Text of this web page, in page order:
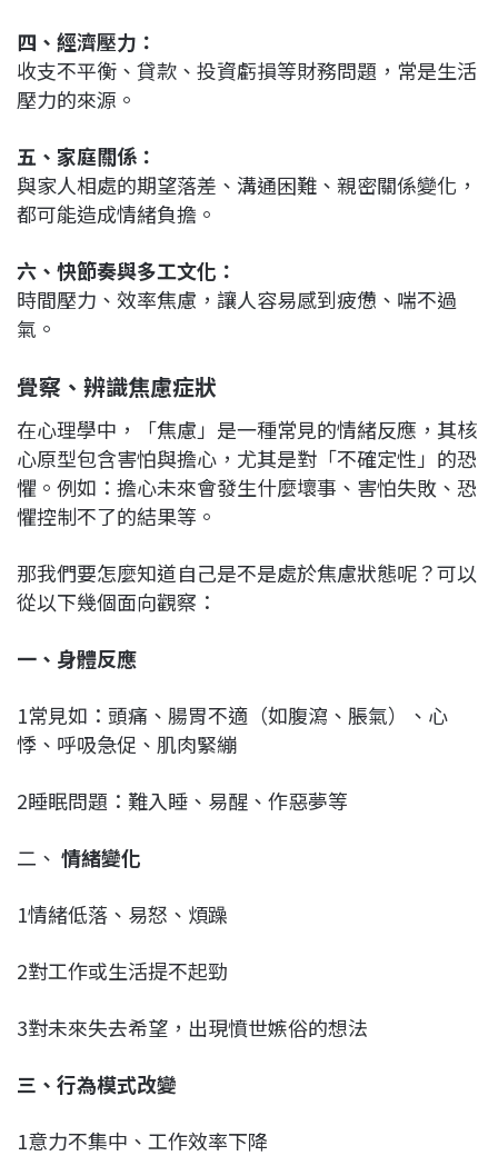
四、經濟壓力：
收支不平衡、貸款、投資虧損等財務問題，常是生活
壓力的來源。
五、家庭關係：
與家人相處的期望落差、溝通困難、親密關係變化，
都可能造成情緒負擔。
六、快節奏與多工文化：
時間壓力、效率焦慮，讓人容易感到疲憊、喘不過
氣。
覺察、辨識焦慮症狀
在心理學中，「焦慮」是一種常見的情緒反應，其核
心原型包含害怕與擔心，尤其是對「不確定性」的恐
懼。例如：擔心未來會發生什麼壞事、害怕失敗、恐
懼控制不了的結果等。
那我們要怎麼知道自己是不是處於焦慮狀態呢？可以
從以下幾個面向觀察：
一、身體反應
1常見如：頭痛、腸胃不適（如腹瀉、脹氣）、心
悸、呼吸急促、肌肉緊繃
2睡眠問題：難入睡、易醒、作惡夢等
二、 情緒變化
1情緒低落、易怒、煩躁
2對工作或生活提不起勁
3對未來失去希望，出現憤世嫉俗的想法
三、行為模式改變
1意力不集中、工作效率下降